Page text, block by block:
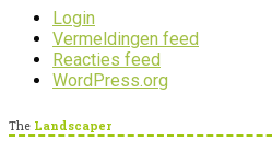
Login
Vermeldingen feed
Reacties feed
WordPress.org
The Landscaper